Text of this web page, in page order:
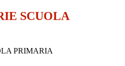
SCUOLA
PRIMARIA